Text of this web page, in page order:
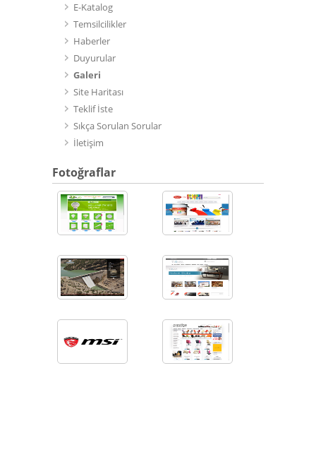
E-Katalog
Temsilcilikler
Haberler
Duyurular
Galeri
Site Haritası
Teklif İste
Sıkça Sorulan Sorular
İletişim
Fotoğraflar